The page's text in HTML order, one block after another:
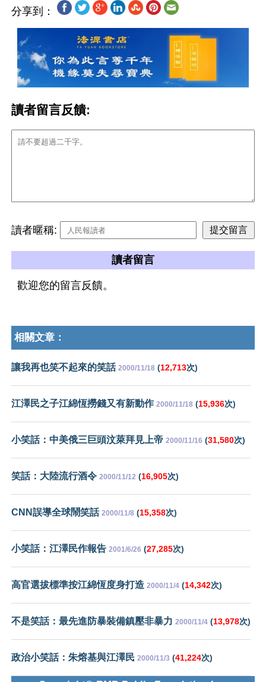
分享到：
讀者留言反饋:
讀者暱稱:
讀者留言
歡迎您的留言反饋。
相關文章：
讓我再也笑不起來的笑話 2000/11/18 (12,713次)
江澤民之子江綿恆撈錢又有新動作 2000/11/18 (15,936次)
小笑話：中美俄三巨頭汶萊拜見上帝 2000/11/16 (31,580次)
笑話：大陸流行酒令 2000/11/12 (16,905次)
CNN誤導全球鬧笑話 2000/11/8 (15,358次)
小笑話：江澤民作報告 2001/6/26 (27,285次)
高官選拔標準按江綿恆度身打造 2000/11/4 (14,342次)
不是笑話：最先進防暴裝備鎮壓非暴力 2000/11/4 (13,978次)
政治小笑話：朱熔基與江澤民 2000/11/3 (41,224次)